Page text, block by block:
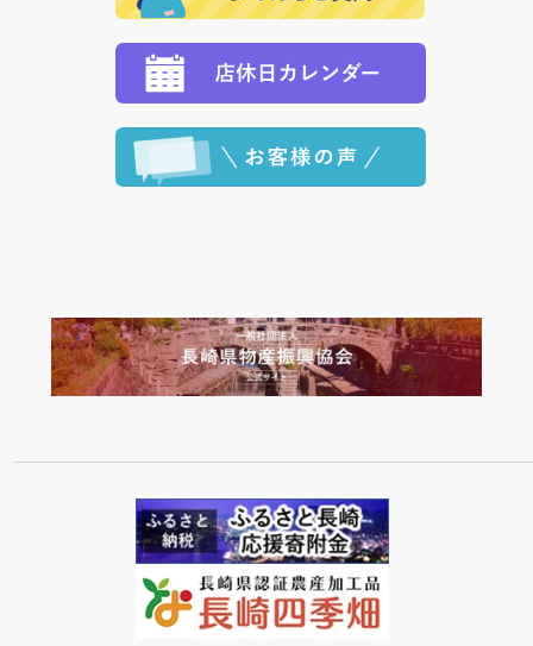
ます。 （到着日指定をされている場合は、ご指定の日
程に合わせてお届けいたします。）